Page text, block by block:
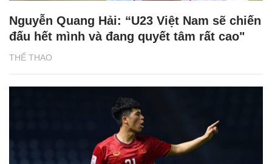
THỂ THAO
Nguyễn Quang Hải: “U23 Việt Nam sẽ chiến
đấu hết mình và đang quyết tâm rất cao"